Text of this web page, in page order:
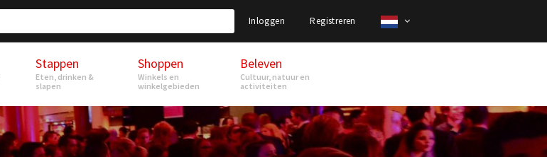
Inloggen Registreren
Stappen
Eten, drinken &
slapen
Shoppen
Winkels en
winkelgebieden
Beleven
Cultuur, natuur en
activiteiten